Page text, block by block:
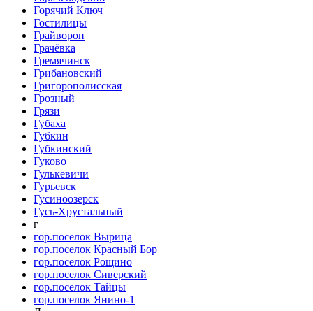
Горячий Ключ
Гостилицы
Грайворон
Грачёвка
Гремячинск
Грибановский
Григорополисская
Грозный
Грязи
Губаха
Губкин
Губкинский
Гуково
Гулькевичи
Гурьевск
Гусиноозерск
Гусь-Хрустальный
г
гор.поселок Вырица
гор.поселок Красный Бор
гор.поселок Рощино
гор.поселок Сиверский
гор.поселок Тайцы
гор.поселок Янино-1